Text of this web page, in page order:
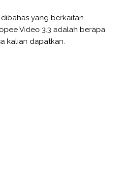
yang berkaitan
Video 3.3 adalah berapa
kalian dapatkan.